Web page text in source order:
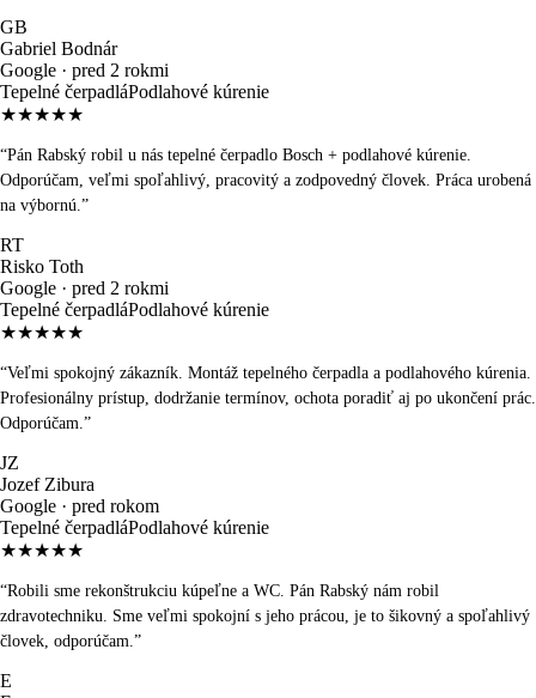
GB
Gabriel Bodnár
Google · pred 2 rokmi
Tepelné čerpadláPodlahové kúrenie
★★★★★
“Pán Rabský robil u nás tepelné čerpadlo Bosch + podlahové kúrenie.
Odporúčam, veľmi spoľahlivý, pracovitý a zodpovedný človek. Práca urobená
na výbornú. ”
RT
Risko Toth
Google · pred 2 rokmi
Tepelné čerpadláPodlahové kúrenie
★★★★★
“Veľmi spokojný zákazník. Montáž tepelného čerpadla a podlahového kúrenia.
Profesionálny prístup, dodržanie termínov, ochota poradiť aj po ukončení prác.
Odporúčam. ”
JZ
Jozef Zibura
Google · pred rokom
Tepelné čerpadláPodlahové kúrenie
★★★★★
“Robili sme rekonštrukciu kúpeľne a WC. Pán Rabský nám robil
zdravotechniku. Sme veľmi spokojní s jeho prácou, je to šikovný a spoľahlivý
človek, odporúčam. ”
E